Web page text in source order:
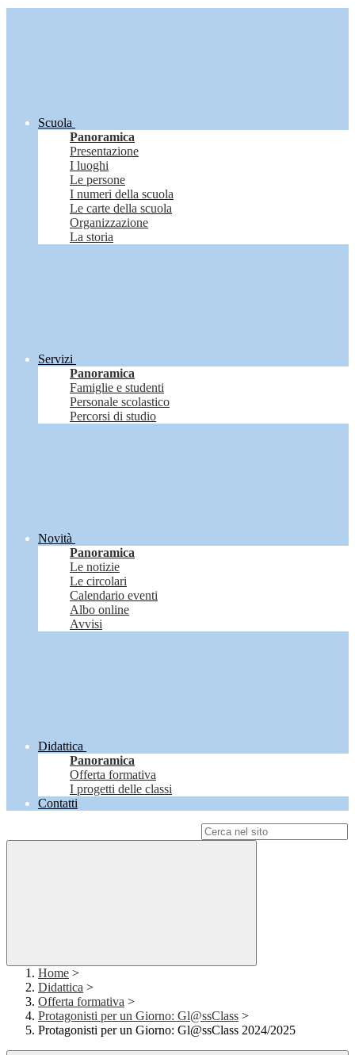
Scuola
Panoramica
Presentazione
I luoghi
Le persone
I numeri della scuola
Le carte della scuola
Organizzazione
La storia
Servizi
Panoramica
Famiglie e studenti
Personale scolastico
Percorsi di studio
Novità
Panoramica
Le notizie
Le circolari
Calendario eventi
Albo online
Avvisi
Didattica
Panoramica
Offerta formativa
I progetti delle classi
Contatti
Home >
Didattica >
Offerta formativa >
Protagonisti per un Giorno: Gl@ssClass >
Protagonisti per un Giorno: Gl@ssClass 2024/2025